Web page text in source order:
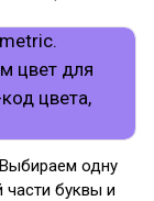
одну
буквы и